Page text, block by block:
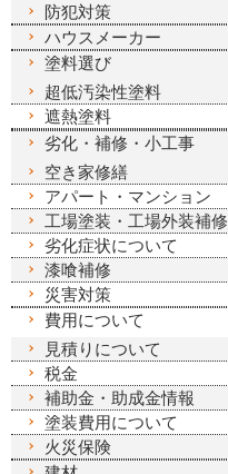
防犯対策
ハウスメーカー
塗料選び
超低汚染性塗料
遮熱塗料
劣化・補修・小工事
空き家修繕
アパート・マンション
工場塗装・工場外装補修
劣化症状について
漆喰補修
災害対策
費用について
見積りについて
税金
補助金・助成金情報
塗装費用について
火災保険